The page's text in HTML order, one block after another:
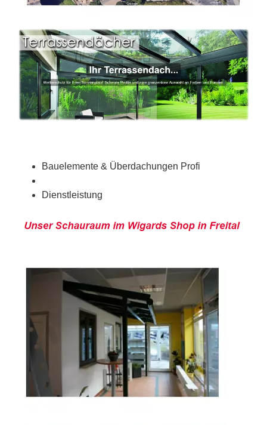
Bauelemente & Überdachungen Profi
Dienstleistung